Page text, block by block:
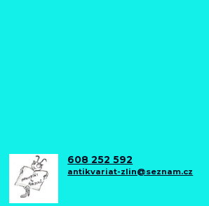
608 252 592
antikvariat-zlin@seznam.cz